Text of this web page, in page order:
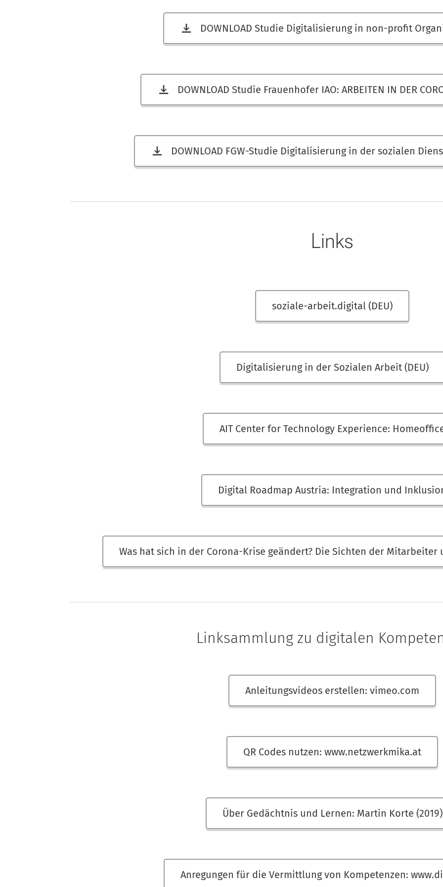
DOWNLOAD Studie Digitalisierung in non-profit
DOWNLOAD Studie Frauenhofer IAO: ARBEITEN IN DER
DOWNLOAD FGW-Studie Digitalisierung in der sozialen
Links
soziale-arbeit.digital (DEU)
Digitalisierung in der Sozialen Arbeit (DEU)
AIT Center for Technology Experience:
Digital Roadmap Austria: Integration und
Was hat sich in der Corona-Krise geändert? Die Sichten der Mitarbeiter
Linksammlung zu digitalen
Anleitungsvideos erstellen: vimeo.com
QR Codes nutzen: www.netzwerkmika.at
Über Gedächtnis und Lernen: Martin Korte (2019)
Anregungen für die Vermittlung von Kompetenzen: